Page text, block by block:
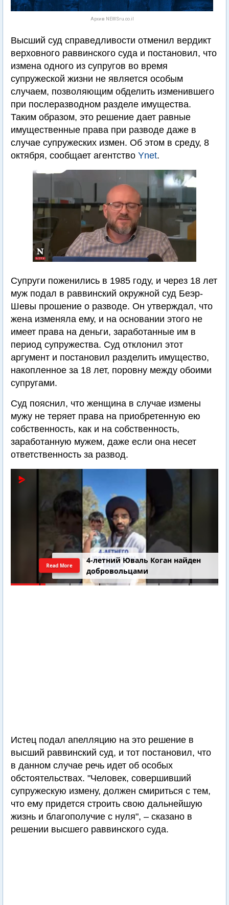
Архив NEWSru.co.il
Высший суд справедливости отменил вердикт
верховного раввинского суда и постановил, что
измена одного из супругов во время
супружеской жизни не является особым
случаем, позволяющим обделить изменившего
при послеразводном разделе имущества.
Таким образом, это решение дает равные
имущественные права при разводе даже в
случае супружеских измен. Об этом в среду, 8
октября, сообщает агентство Ynet.
Супруги поженились в 1985 году, и через 18 лет
муж подал в раввинский окружной суд Беэр-
Шевы прошение о разводе. Он утверждал, что
жена изменяла ему, и на основании этого не
имеет права на деньги, заработанные им в
период супружества. Суд отклонил этот
аргумент и постановил разделить имущество,
накопленное за 18 лет, поровну между обоими
супругами.
Суд пояснил, что женщина в случае измены
мужу не теряет права на приобретенную ею
собственность, как и на собственность,
заработанную мужем, даже если она несет
ответственность за развод.
4-летний Юваль Коган найден
добровольцами
Read More
Истец подал апелляцию на это решение в
высший раввинский суд, и тот постановил, что
в данном случае речь идет об особых
обстоятельствах. "Человек, совершивший
супружескую измену, должен смириться с тем,
что ему придется строить свою дальнейшую
жизнь и благополучие с нуля", – сказано в
решении высшего раввинского суда.